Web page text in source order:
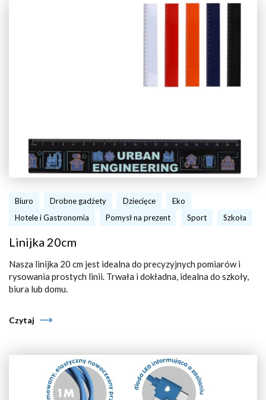
Biuro Drobne gadżety Dziecięce
Eko
Hotele i Gastronomia
Pomysł na prezent Sport Szkoła
Linijka 20cm
Nasza linijka 20 cm jest idealna do precyzyjnych pomiarów i
rysowania prostych linii. Trwała i dokładna, idealna do szkoły,
biura lub domu.
Czytaj